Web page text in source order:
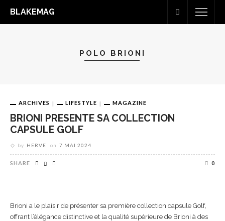
BLAKEMAG
POLO BRIONI
ARCHIVES LIFESTYLE MAGAZINE
BRIONI PRESENTE SA COLLECTION
CAPSULE GOLF
by HERVE on 7 MAI 2024
SHARE 0
Brioni a le plaisir de présenter sa première collection capsule Golf,
offrant l’élégance distinctive et la qualité supérieure de Brioni à des